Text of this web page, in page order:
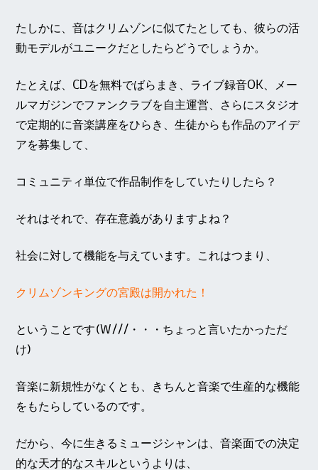
たしかに、音はクリムゾンに似てたとしても、彼らの活
動モデルがユニークだとしたらどうでしょうか。
たとえば、CDを無料でばらまき、ライブ録音OK、メー
ルマガジンでファンクラブを自主運営、さらにスタジオ
で定期的に音楽講座をひらき、生徒からも作品のアイデ
アを募集して、
コミュニティ単位で作品制作をしていたりしたら？
それはそれで、存在意義がありますよね？
社会に対して機能を与えています。これはつまり、
クリムゾンキングの宮殿は開かれた！
ということです(W///・・・ちょっと言いたかっただ
け)
音楽に新規性がなくとも、きちんと音楽で生産的な機能
をもたらしているのです。
だから、今に生きるミュージシャンは、音楽面での決定
的な天才的なスキルというよりは、